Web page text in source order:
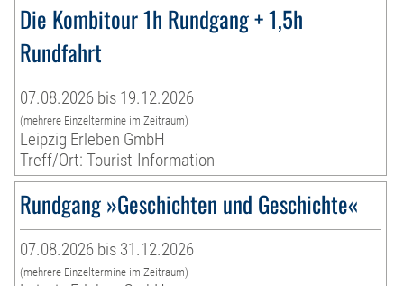
Die Kombitour 1h Rundgang + 1,5h
Rundfahrt
07.08.2026 bis 19.12.2026
(mehrere Einzeltermine im Zeitraum)
Leipzig Erleben GmbH
Treff/Ort: Tourist-Information
Rundgang »Geschichten und Geschichte«
07.08.2026 bis 31.12.2026
(mehrere Einzeltermine im Zeitraum)